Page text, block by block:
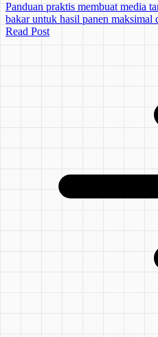
Panduan praktis membuat media
bakar untuk hasil panen maksimal
Read Post